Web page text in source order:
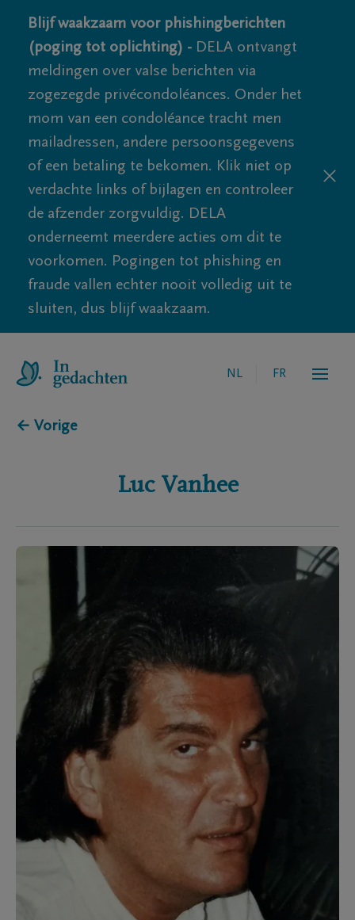
Blijf waakzaam voor phishingberichten
(poging tot oplichting) - DELA ontvangt
meldingen over valse berichten via
zogezegde privécondoléances. Onder het
mom van een condoléance tracht men
mailadressen, andere persoonsgegevens
of een betaling te bekomen. Klik niet op
verdachte links of bijlagen en controleer
de afzender zorgvuldig. DELA
onderneemt meerdere acties om dit te
voorkomen. Pogingen tot phishing en
fraude vallen echter nooit volledig uit te
sluiten, dus blijf waakzaam.
NL FR
← Vorige
Luc Vanhee